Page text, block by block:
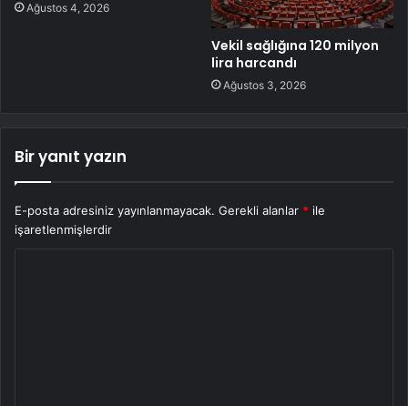
Ağustos 4, 2026
Vekil sağlığına 120 milyon
lira harcandı
Ağustos 3, 2026
Bir yanıt yazın
E-posta adresiniz yayınlanmayacak. Gerekli alanlar * ile
işaretlenmişlerdir